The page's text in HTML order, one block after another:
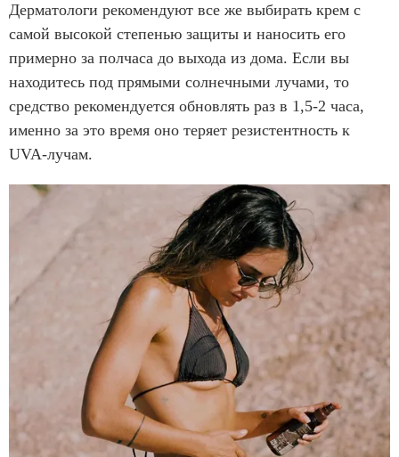
Дерматологи рекомендуют все же выбирать крем с
самой высокой степенью защиты и наносить его
примерно за полчаса до выхода из дома. Если вы
находитесь под прямыми солнечными лучами, то
средство рекомендуется обновлять раз в 1,5-2 часа,
именно за это время оно теряет резистентность к
UVA-лучам.